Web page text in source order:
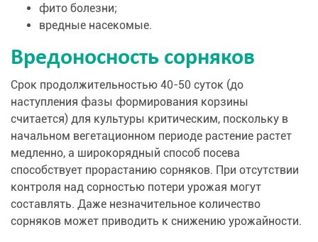
фито болезни;
вредные насекомые.
Вредоносность сорняков
Срок продолжительностью 40-50 суток (до
наступления фазы формирования корзины
считается) для культуры критическим, поскольку в
начальном вегетационном периоде растение растет
медленно, а широкорядный способ посева
способствует прорастанию сорняков. При отсутствии
контроля над сорностью потери урожая могут
составлять. Даже незначительное количество
сорняков может приводить к снижению урожайности.